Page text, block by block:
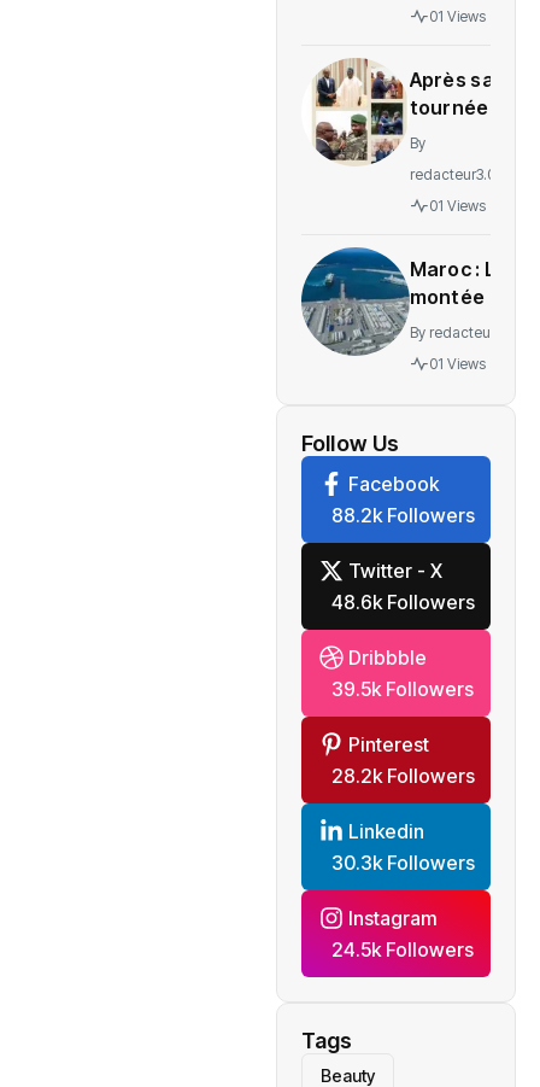
des
Ituri
01 Views
Après sa
tournée
régionale,
de
By
redacteur3.0
01 Views
Maroc : La
montée en
puissance
d’un
de
l’économie
mondiale
By redacteur3.0
01 Views
Follow Us
Facebook
88.2k Followers
Twitter - X
48.6k Followers
Dribbble
39.5k Followers
Pinterest
28.2k Followers
Linkedin
30.3k Followers
Instagram
24.5k Followers
Tags
Beauty